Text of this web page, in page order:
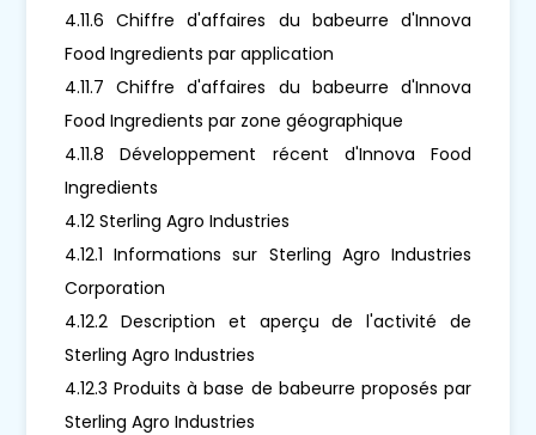
4.11.6 Chiffre d'affaires du babeurre d'Innova
Food Ingredients par application
4.11.7 Chiffre d'affaires du babeurre d'Innova
Food Ingredients par zone géographique
4.11.8 Développement récent d'Innova Food
Ingredients
4.12 Sterling Agro Industries
4.12.1 Informations sur Sterling Agro Industries
Corporation
4.12.2 Description et aperçu de l'activité de
Sterling Agro Industries
4.12.3 Produits à base de babeurre proposés par
Sterling Agro Industries